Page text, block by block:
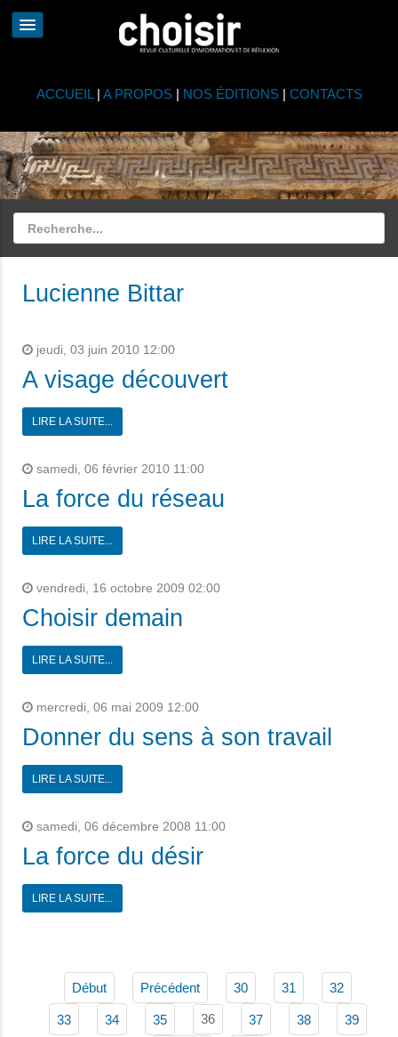
ACCUEIL | A PROPOS| NOS ÉDITIONS| CONTACTS
Lucienne Bittar
jeudi, 03 juin 2010 12:00
A visage découvert
LIRE LA SUITE...
samedi, 06 février 2010 11:00
La force du réseau
LIRE LA SUITE...
vendredi, 16 octobre 2009 02:00
Choisir demain
LIRE LA SUITE...
mercredi, 06 mai 2009 12:00
Donner du sens à son travail
LIRE LA SUITE...
samedi, 06 décembre 2008 11:00
La force du désir
LIRE LA SUITE...
Début Précédent 30 31 32
33 34 35 36 37 38 39